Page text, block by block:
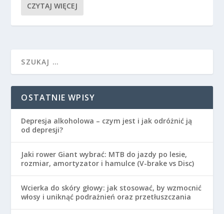
CZYTAJ WIĘCEJ
OSTATNIE WPISY
Depresja alkoholowa – czym jest i jak odróżnić ją
od depresji?
Jaki rower Giant wybrać: MTB do jazdy po lesie,
rozmiar, amortyzator i hamulce (V-brake vs Disc)
Wcierka do skóry głowy: jak stosować, by wzmocnić
włosy i uniknąć podrażnień oraz przetłuszczania